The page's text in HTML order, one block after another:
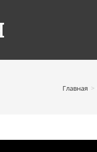
Главная >